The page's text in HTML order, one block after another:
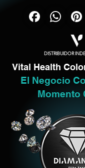
DISTRIBUIDOR
Vital Health
El Negocio
Momento